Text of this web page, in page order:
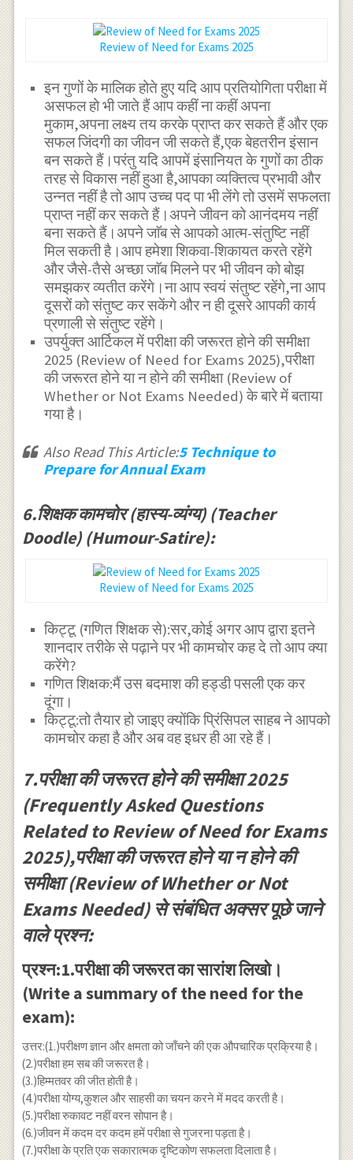
Review of Need for Exams 2025
इन गुणों के मालिक होते हुए यदि आप प्रतियोगिता परीक्षा में
असफल हो भी जाते हैं आप कहीं ना कहीं अपना
मुकाम,अपना लक्ष्य तय करके प्राप्त कर सकते हैं और एक
सफल जिंदगी का जीवन जी सकते हैं,एक बेहतरीन इंसान
बन सकते हैं।परंतु यदि आपमें इंसानियत के गुणों का ठीक
तरह से विकास नहीं हुआ है,आपका व्यक्तित्व प्रभावी और
उन्नत नहीं है तो आप उच्च पद पा भी लेंगे तो उसमें सफलता
प्राप्त नहीं कर सकते हैं।अपने जीवन को आनंदमय नहीं
बना सकते हैं।अपने जाॅब से आपको आत्म-संतुष्टि नहीं
मिल सकती है।आप हमेशा शिकवा-शिकायत करते रहेंगे
और जैसे-तैसे अच्छा जाॅब मिलने पर भी जीवन को बोझ
समझकर व्यतीत करेंगे।ना आप स्वयं संतुष्ट रहेंगे,ना आप
दूसरों को संतुष्ट कर सकेंगे और न ही दूसरे आपकी कार्य
प्रणाली से संतुष्ट रहेंगे।
उपर्युक्त आर्टिकल में परीक्षा की जरूरत होने की समीक्षा
2025 (Review of Need for Exams 2025),परीक्षा
की जरूरत होने या न होने की समीक्षा (Review of
Whether or Not Exams Needed) के बारे में बताया
गया है।
Also Read This Article:5 Technique to
Prepare for Annual Exam
6.शिक्षक कामचोर (हास्य-व्यंग्य) (Teacher
Doodle) (Humour-Satire):
Review of Need for Exams 2025
किट्टू (गणित शिक्षक से):सर,कोई अगर आप द्वारा इतने
शानदार तरीके से पढ़ाने पर भी कामचोर कह दे तो आप क्या
करेंगे?
गणित शिक्षक:मैं उस बदमाश की हड्डी पसली एक कर
दूंगा।
किट्टू:तो तैयार हो जाइए क्योंकि प्रिंसिपल साहब ने आपको
कामचोर कहा है और अब वह इधर ही आ रहे हैं।
7.परीक्षा की जरूरत होने की समीक्षा 2025
(Frequently Asked Questions
Related to Review of Need for Exams
2025),परीक्षा की जरूरत होने या न होने की
समीक्षा (Review of Whether or Not
Exams Needed) से संबंधित अक्सर पूछे जाने
वाले प्रश्न:
प्रश्न:1.परीक्षा की जरूरत का सारांश लिखो।
(Write a summary of the need for the
exam):
उत्तर:(1.)परीक्षण ज्ञान और क्षमता को जाँचने की एक औपचारिक प्रक्रिया है।
(2.)परीक्षा हम सब की जरूरत है।
(3.)हिम्मतवर की जीत होती है।
(4.)परीक्षा योग्य,कुशल और साहसी का चयन करने में मदद करती है।
(5.)परीक्षा रुकावट नहीं वरन सोपान है।
(6.)जीवन में कदम दर कदम हमें परीक्षा से गुजरना पड़ता है।
(7.)परीक्षा के प्रति एक सकारात्मक दृष्टिकोण सफलता दिलाता है।